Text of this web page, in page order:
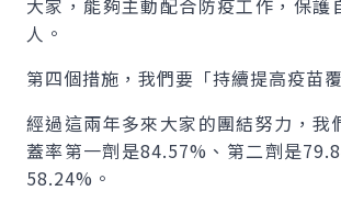
大家，能夠主動配合防疫工作，保護
人。
第四個措施，我們要「持續提高疫苗
經過這兩年多來大家的團結努力，我
蓋率第一劑是84.57%、第二劑是
58.24%。